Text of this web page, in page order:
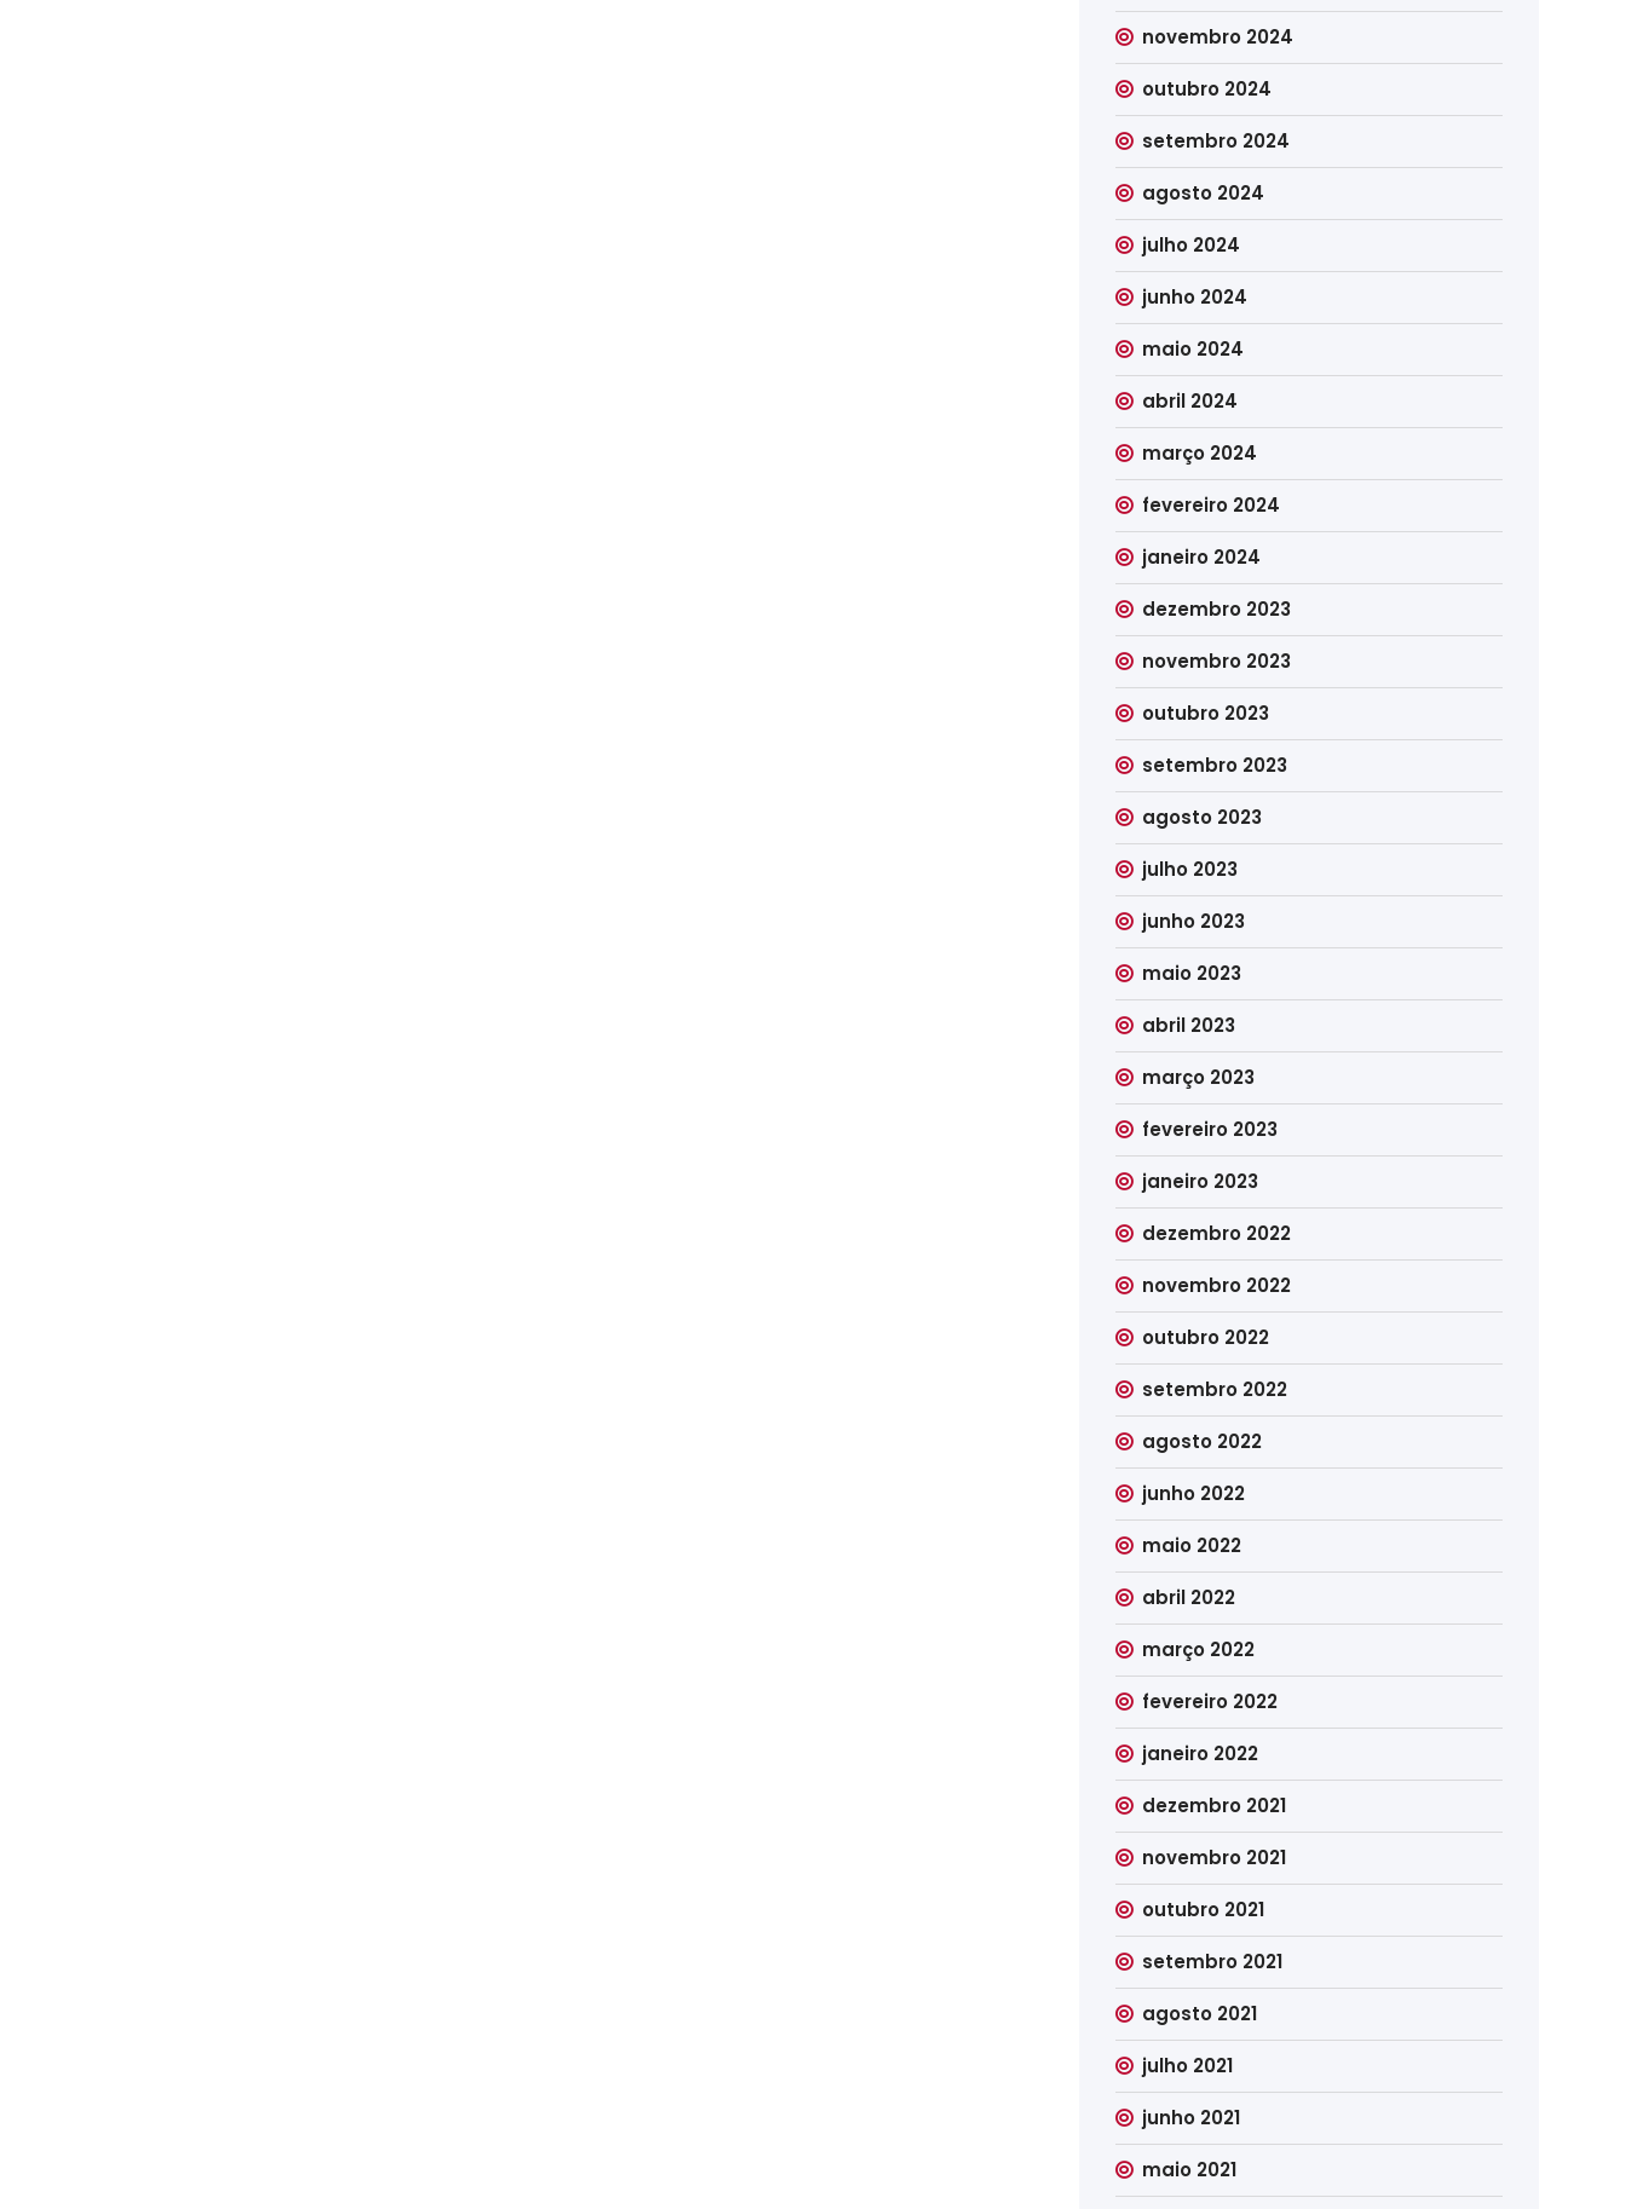
novembro 2024
outubro 2024
setembro 2024
agosto 2024
julho 2024
junho 2024
maio 2024
abril 2024
março 2024
fevereiro 2024
janeiro 2024
dezembro 2023
novembro 2023
outubro 2023
setembro 2023
agosto 2023
julho 2023
junho 2023
maio 2023
abril 2023
março 2023
fevereiro 2023
janeiro 2023
dezembro 2022
novembro 2022
outubro 2022
setembro 2022
agosto 2022
junho 2022
maio 2022
abril 2022
março 2022
fevereiro 2022
janeiro 2022
dezembro 2021
novembro 2021
outubro 2021
setembro 2021
agosto 2021
julho 2021
junho 2021
maio 2021